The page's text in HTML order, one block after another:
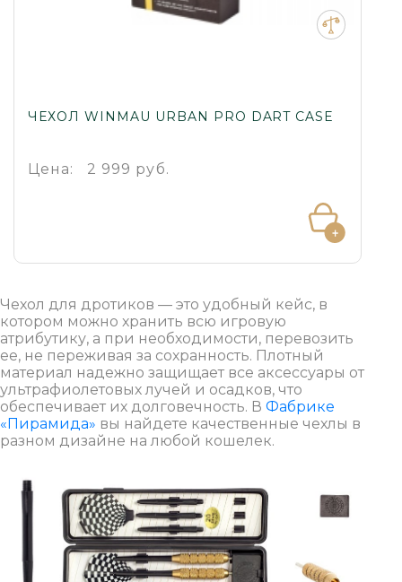
ЧЕХОЛ WINMAU URBAN PRO DART CASE
Цена: 2 999 руб.
Чехол для дротиков — это удобный кейс, в
котором можно хранить всю игровую
атрибутику, а при необходимости, перевозить
ее, не переживая за сохранность. Плотный
материал надежно защищает все аксессуары от
ультрафиолетовых лучей и осадков, что
обеспечивает их долговечность. В Фабрике
«Пирамида» вы найдете качественные чехлы в
разном дизайне на любой кошелек.